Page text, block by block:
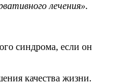
лечения».
синдрома, если он
качества жизни.